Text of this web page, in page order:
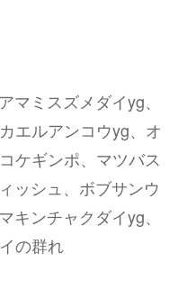
マミスズメダイyg、
エルアンコウyg、オ
ケギンポ、マツバス
ッシュ、ボブサンウ
キンチャクダイyg、
の群れ